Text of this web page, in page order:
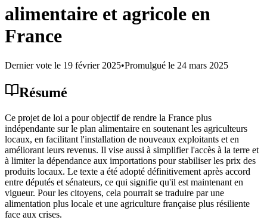
alimentaire et agricole en
France
Dernier vote le 19 février 2025•Promulgué le 24 mars 2025
Résumé
Ce projet de loi a pour objectif de rendre la France plus
indépendante sur le plan alimentaire en soutenant les agriculteurs
locaux, en facilitant l'installation de nouveaux exploitants et en
améliorant leurs revenus. Il vise aussi à simplifier l'accès à la terre et
à limiter la dépendance aux importations pour stabiliser les prix des
produits locaux. Le texte a été adopté définitivement après accord
entre députés et sénateurs, ce qui signifie qu'il est maintenant en
vigueur. Pour les citoyens, cela pourrait se traduire par une
alimentation plus locale et une agriculture française plus résiliente
face aux crises.